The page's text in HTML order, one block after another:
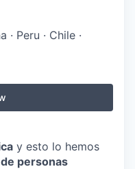
Peru · Chile ·
y esto lo hemos
personas